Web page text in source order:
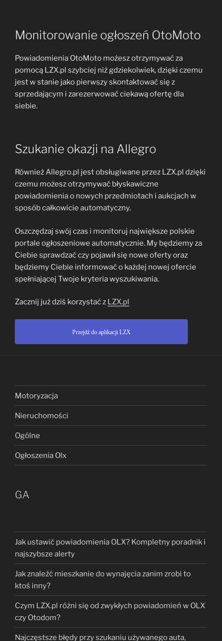
Monitorowanie ogłoszeń OtoMoto
Powiadomienia OtoMoto możesz otrzymywać za
pomocą LZX.pl szybciej niż gdziekolwiek, dzięki czemu
jest w stanie jako pierwszy skontaktować się z
sprzedającym i zarezerwować ciekawą ofertę dla
siebie.
Szukanie okazji na Allegro
Również Allegro.pl jest obsługiwane przez LZX.pl dzięki
czemu możesz otrzymywać błyskawiczne
powiadomienia o nowych przedmiotach i aukcjach w
sposób całkowicie automatyczny.
Oszczędzaj swój czas i monitoruj największe polskie
portale ogłoszeniowe automatycznie. My będziemy za
Ciebie sprawdzać czy pojawił się nowe oferty oraz
będziemy Ciebie informować o każdej nowej ofercie
spełniającej Twoje kryteria wyszukiwania.
Zacznij już dziś korzystać z LZX.pl
Przejdź do aplikacji LZX
Motoryzacja
Nieruchomości
Ogólne
Ogłoszenia Olx
GA
Jak ustawić powiadomienia OLX? Kompletny poradnik i
najszybsze alerty
Jak znaleźć mieszkanie do wynajęcia zanim zrobi to
ktoś inny?
Czym LZX.pl różni się od zwykłych powiadomień w OLX
czy Otodom?
Najczęstsze błędy przy szukaniu używanego auta,